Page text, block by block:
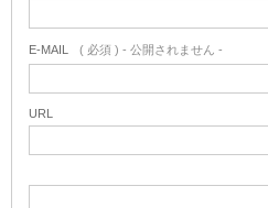
E-MAIL ( 必須 ) - 公開されません -
URL